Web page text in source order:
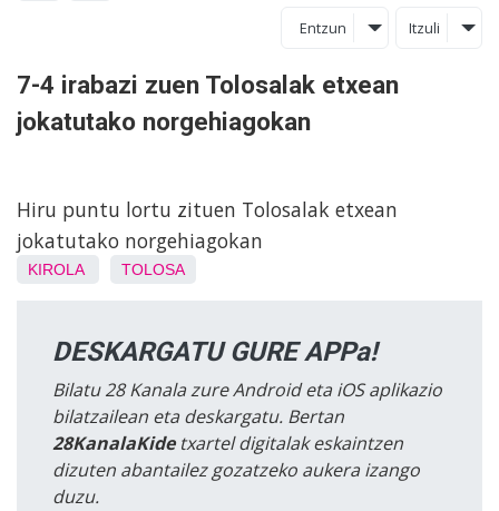
Entzun Itzuli
7-4 irabazi zuen Tolosalak etxean
jokatutako norgehiagokan
Hiru puntu lortu zituen Tolosalak etxean
jokatutako norgehiagokan
KIROLA TOLOSA
DESKARGATU GURE APPa!
Bilatu 28 Kanala zure Android eta iOS aplikazio
bilatzailean eta deskargatu. Bertan
28KanalaKidetxartel digitalak eskaintzen
dizuten abantailez gozatzeko aukera izango
duzu.